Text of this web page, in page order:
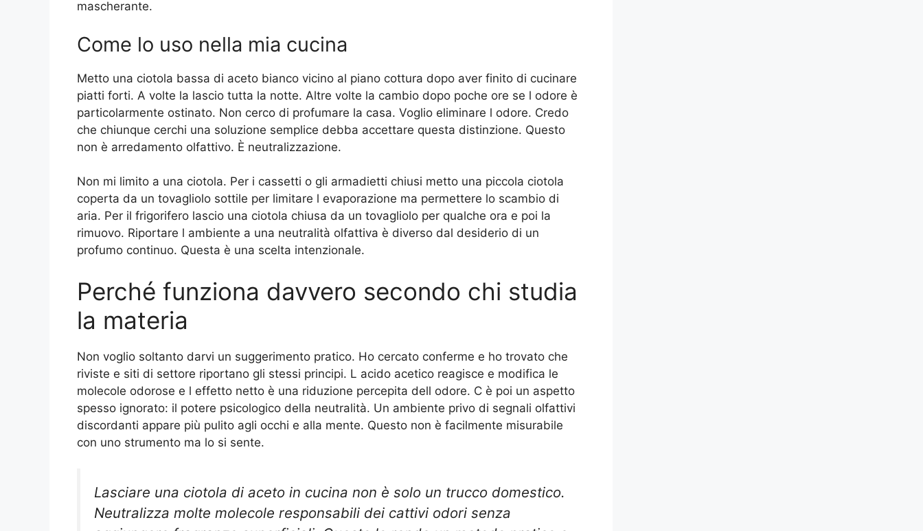
mascherante.
Come lo uso nella mia cucina
Metto una ciotola bassa di aceto bianco vicino al piano cottura dopo aver finito di cucinare
piatti forti. A volte la lascio tutta la notte. Altre volte la cambio dopo poche ore se l odore è
particolarmente ostinato. Non cerco di profumare la casa. Voglio eliminare l odore. Credo
che chiunque cerchi una soluzione semplice debba accettare questa distinzione. Questo
non è arredamento olfattivo. È neutralizzazione.
Non mi limito a una ciotola. Per i cassetti o gli armadietti chiusi metto una piccola ciotola
coperta da un tovagliolo sottile per limitare l evaporazione ma permettere lo scambio di
aria. Per il frigorifero lascio una ciotola chiusa da un tovagliolo per qualche ora e poi la
rimuovo. Riportare l ambiente a una neutralità olfattiva è diverso dal desiderio di un
profumo continuo. Questa è una scelta intenzionale.
Perché funziona davvero secondo chi studia
la materia
Non voglio soltanto darvi un suggerimento pratico. Ho cercato conferme e ho trovato che
riviste e siti di settore riportano gli stessi principi. L acido acetico reagisce e modifica le
molecole odorose e l effetto netto è una riduzione percepita dell odore. C è poi un aspetto
spesso ignorato: il potere psicologico della neutralità. Un ambiente privo di segnali olfattivi
discordanti appare più pulito agli occhi e alla mente. Questo non è facilmente misurabile
con uno strumento ma lo si sente.
Lasciare una ciotola di aceto in cucina non è solo un trucco domestico.
Neutralizza molte molecole responsabili dei cattivi odori senza